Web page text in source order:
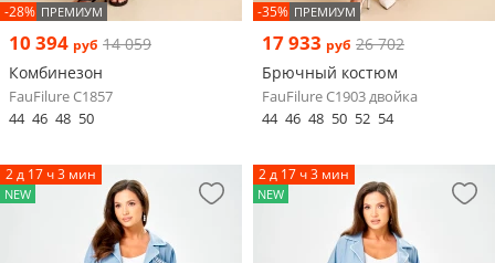
-28% ПРЕМИУМ
10 394 руб 14 059
Комбинезон
FauFilure С1857
44 46 48 50
-35% ПРЕМИУМ
17 933 руб 26 702
Брючный костюм
FauFilure С1903 двойка
44 46 48 50 52 54
2 д 17 ч 3 мин
NEW
2 д 17 ч 3 мин
NEW